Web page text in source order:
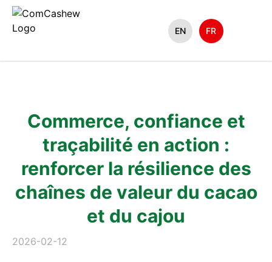
EN FR
Commerce, confiance et
traçabilité en action :
renforcer la résilience des
chaînes de valeur du cacao
et du cajou
2026-02-12